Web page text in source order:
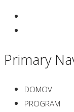
Primary
DOMOV
PROGRAM